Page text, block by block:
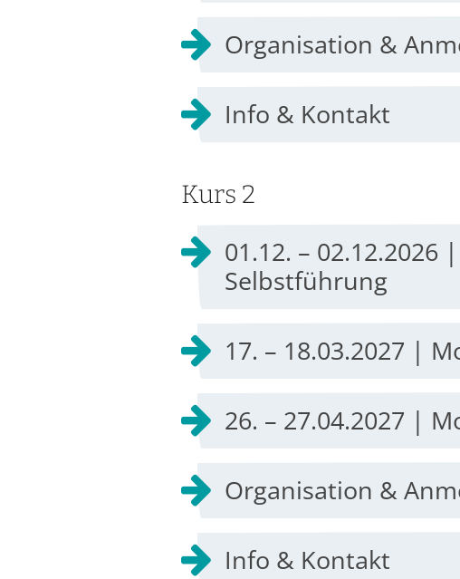
Organisation &
Info & Kontakt
Kurs 2
01.12. –
Selbstführung
17. – 18.03.2027 |
Organisation &
Info & Kontakt